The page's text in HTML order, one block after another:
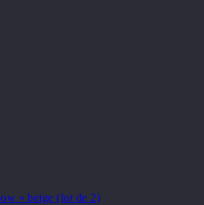
» beige (lot de 2)